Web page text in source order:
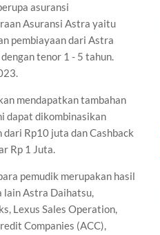
asuransi
Asuransi Astra yaitu
pembiayaan dari Astra
tenor 1 - 5 tahun.
mendapatkan tambahan
dapat dikombinasikan
dari Rp10 juta dan Cashback
Rp 1 Juta.
pemudik merupakan hasil
lain Astra Daihatsu,
Lexus Sales Operation,
Companies (ACC),